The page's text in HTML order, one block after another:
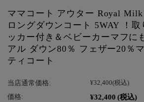
ママコート アウター Royal Milk
ロングダウンコート 5WAY ！
ッカー付き＆ベビーカーマフに
アル ダウン80％ フェザー20％
ティコート
当店通常価格: ¥32,400(税込)
価格: ¥32,400 (税込)